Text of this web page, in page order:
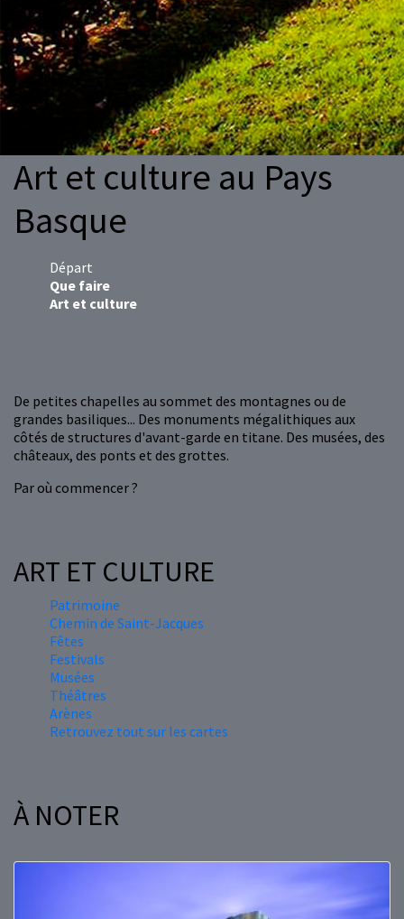
Art et culture au Pays
Basque
Départ
Que faire
Art et culture
De petites chapelles au sommet des montagnes ou de
grandes basiliques... Des monuments mégalithiques aux
côtés de structures d'avant-garde en titane. Des musées, des
châteaux, des ponts et des grottes.
Par où commencer ?
ART ET CULTURE
Patrimoine
Chemin de Saint-Jacques
Fêtes
Festivals
Musées
Théâtres
Arènes
Retrouvez tout sur les cartes
À NOTER